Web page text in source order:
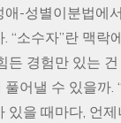
애-성별이분법에
“소수자”란 맥락
든 경험만 있는
어낼 수 있을까.
있을 때마다, 언